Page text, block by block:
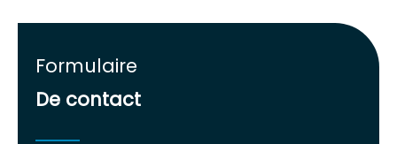
Formulaire
De contact